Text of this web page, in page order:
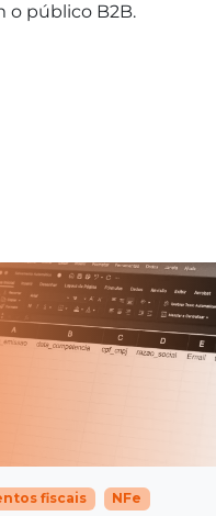
o público B2B.
fiscais NFe